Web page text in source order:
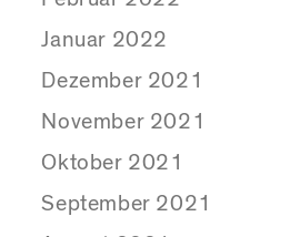
Januar 2022
Dezember 2021
November 2021
Oktober 2021
September 2021